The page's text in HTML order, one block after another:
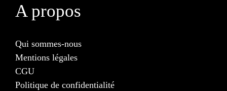
A propos
Qui sommes-nous
Mentions légales
CGU
Politique de confidentialité